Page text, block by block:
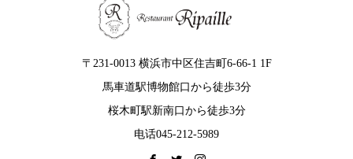
〒231-0013 横浜市中区住吉町6-66-1 1F
馬車道駅博物館口から徒歩3分
桜木町駅新南口から徒歩3分
电话045-212-5989